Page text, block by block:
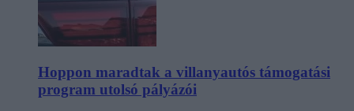
Hoppon maradtak a villanyautós támogatási
program utolsó pályázói